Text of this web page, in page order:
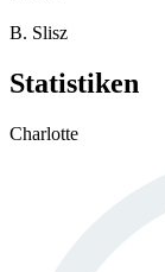
B. Slisz
Statistiken
Charlotte